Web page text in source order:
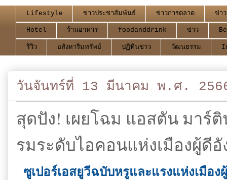
Lifestyle ข่าวประชาสัมพันธ์ ข่าวการตลาด ข่า
Hotel ร้านอาหาร foodanddrink ข่าว
รีวิว อสังหาริมทรัพย์ ปฏิทินข่าว วัฒนธรรม
วันจันทร์ที่ 13 มีนาคม พ.ศ.
สุดปัง! เผยโฉม แอสตัน มาร์ติ
รมระดับไอคอนแห่งเมืองผู้ดี
ซูเปอร์เอสยูวีฉบับหรูและแรงแห่งเมือ